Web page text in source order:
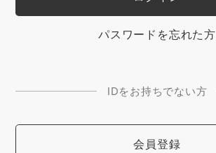
パスワードを忘れた方
IDをお持ちでない方
会員登録